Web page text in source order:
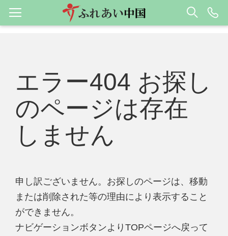
エラー404 お探し
のページは存在
しません
申し訳ございません。お探しのページは、移動
または削除された等の理由により表示すること
ができません。
ナビゲーションボタンよりTOPページへ戻って